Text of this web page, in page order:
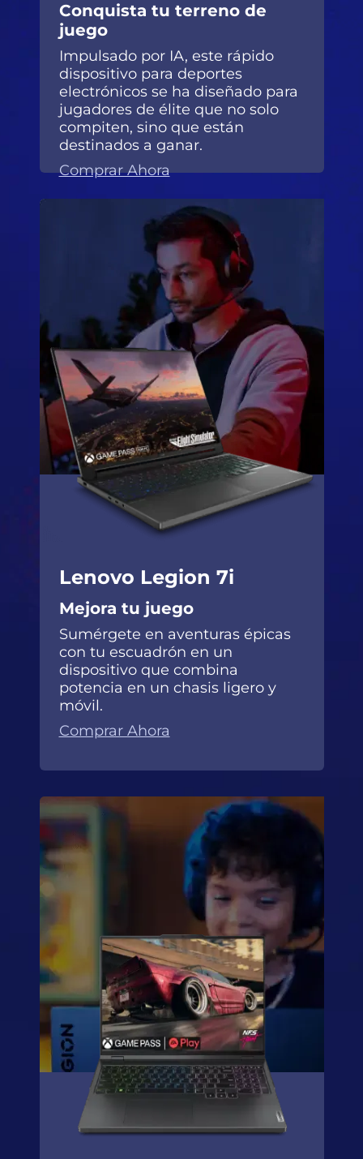
Conquista tu terreno de
juego
Impulsado por IA, este rápido
dispositivo para deportes
electrónicos se ha diseñado para
jugadores de élite que no solo
compiten, sino que están
destinados a ganar.
Comprar Ahora
Lenovo Legion 7i
Mejora tu juego
Sumérgete en aventuras épicas
con tu escuadrón en un
dispositivo que combina
potencia en un chasis ligero y
móvil.
Comprar Ahora